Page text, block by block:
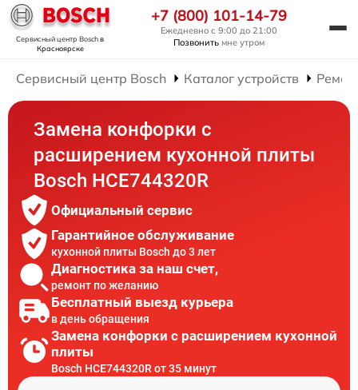
Сервисный центр Boschв
Красноярске
+7 (800) 101-14-79
Ежедневно с 9:00 до 21:00
Позвонить мне утром
Сервисный центр Bosch Каталог устройств
Замена конфорки с
расширением кухонной плиты
Bosch HCE744320R
Официальный сервис
Гарантийное обслуживание
кухонной плиты Bosch до 3 лет
Диагностика за наш счет,
ремонт по желанию
Бесплатный выезд курьера
в день обращения
Замена конфорки с расширением кухонной
плиты
Bosch HCE744320R от 35 минут